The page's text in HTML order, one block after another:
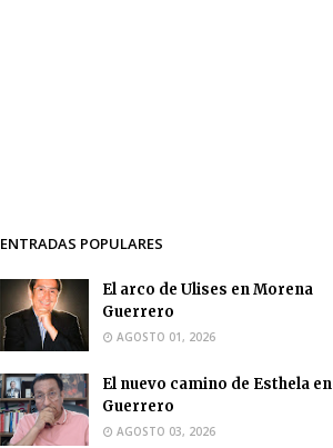
ENTRADAS POPULARES
El arco de Ulises en Morena
Guerrero
AGOSTO 01, 2026
El nuevo camino de Esthela en
Guerrero
AGOSTO 03, 2026